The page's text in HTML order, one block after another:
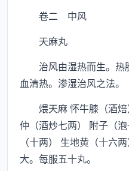
卷二 中风
天麻丸
治风由湿热而生。热
血清热。渗湿治风之法。
煨天麻 怀牛膝（酒焙
仲（酒炒七两） 附子（
（十两） 生地黄（十六
大。每服五十丸。